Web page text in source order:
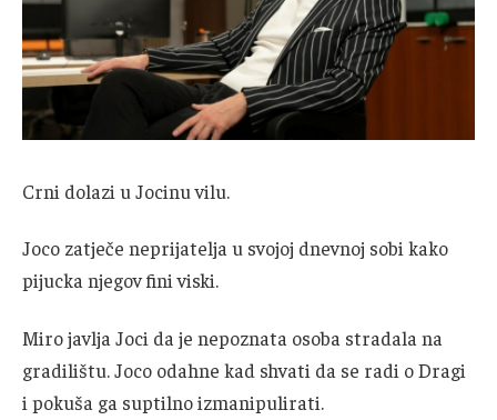
Crni dolazi u Jocinu vilu.
Joco zatječe neprijatelja u svojoj dnevnoj sobi kako
pijucka njegov fini viski.
Miro javlja Joci da je nepoznata osoba stradala na
gradilištu. Joco odahne kad shvati da se radi o Dragi
i pokuša ga suptilno izmanipulirati.